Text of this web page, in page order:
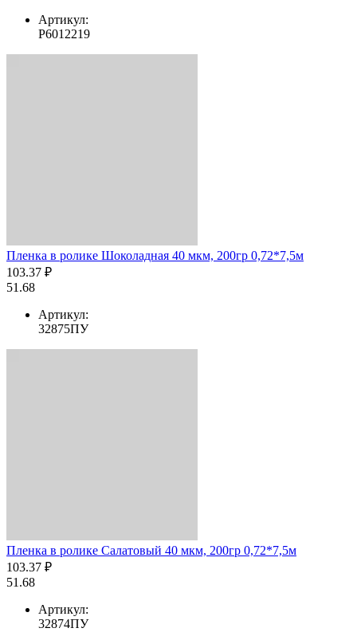
Артикул:
Р6012219
Пленка в ролике Шоколадная 40 мкм, 200гр 0,72*7,5м
103.37 ₽
51.68
Артикул:
32875ПУ
Пленка в ролике Салатовый 40 мкм, 200гр 0,72*7,5м
103.37 ₽
51.68
Артикул:
32874ПУ